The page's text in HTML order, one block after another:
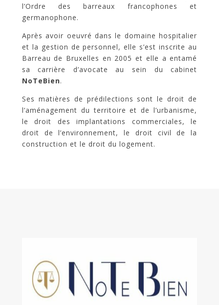
l’Ordre des barreaux francophones et
germanophone.
Après avoir oeuvré dans le domaine hospitalier
et la gestion de personnel, elle s’est inscrite au
Barreau de Bruxelles en 2005 et elle a entamé
sa carrière d’avocate au sein du cabinet
NoTeBien.
Ses matières de prédilections sont le droit de
l’aménagement du territoire et de l’urbanisme,
le droit des implantations commerciales, le
droit de l’environnement, le droit civil de la
construction et le droit du logement.